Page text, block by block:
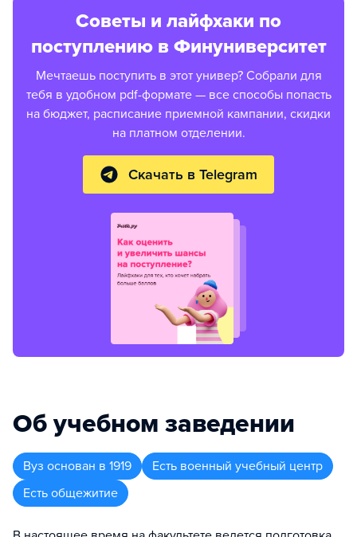
Советы и лайфхаки по
поступлению в Финуниверситет
Мечтаешь поступить в этот универ? Собрали для
тебя в удобном pdf-формате — все способы попасть
на бюджет, расписание приемной кампании, скидки
на платном отделении.
Скачать в Telegram
Об учебном заведении
Вуз основан в 1919
Есть военный учебный центр
Есть общежитие